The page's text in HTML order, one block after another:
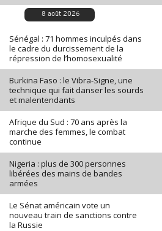
8 août 2026
Sénégal : 71 hommes inculpés dans
le cadre du durcissement de la
répression de l’homosexualité
Burkina Faso : le Vibra-Signe, une
technique qui fait danser les sourds
et malentendants
Afrique du Sud : 70 ans après la
marche des femmes, le combat
continue
Nigeria : plus de 300 personnes
libérées des mains de bandes
armées
Le Sénat américain vote un
nouveau train de sanctions contre
la Russie